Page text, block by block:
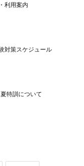
利用案内
対策スケジュール
特訓について